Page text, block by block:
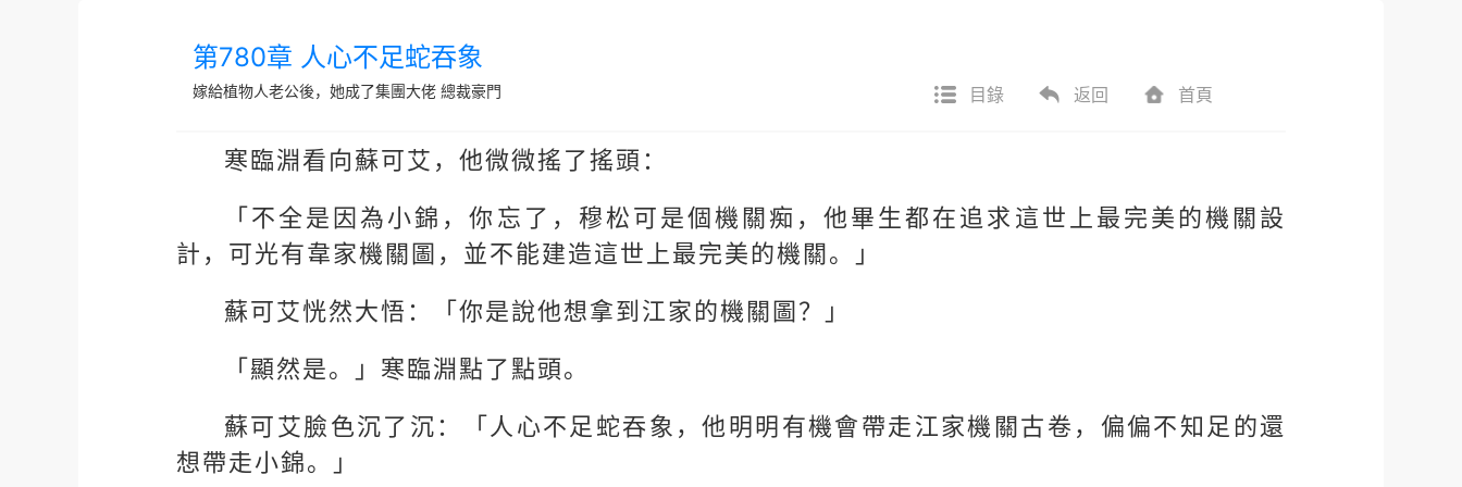
第780章 人心不足蛇吞象
嫁給植物人老公後，她成了集團大佬 總裁豪門 目錄 返回 首頁
寒臨淵看向蘇可艾，他微微搖了搖頭：
「不全是因為小錦，你忘了，穆松可是個機關痴，他畢生都在追求這世上最完美的機關設
計，可光有韋家機關圖，並不能建造這世上最完美的機關。」
蘇可艾恍然大悟：「你是說他想拿到江家的機關圖？」
「顯然是。」寒臨淵點了點頭。
蘇可艾臉色沉了沉：「人心不足蛇吞象，他明明有機會帶走江家機關古卷，偏偏不知足的還
想帶走小錦。」